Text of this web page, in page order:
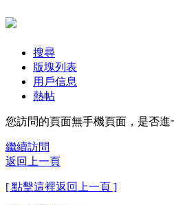
搜尋
版塊列表
用戶信息
熱帖
您訪問的頁面無手機頁面，是否進
繼續訪問
返回上一頁
[ 點擊這裡返回上一頁 ]